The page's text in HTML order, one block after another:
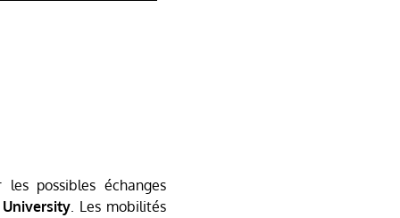
possibles échanges
. Les mobilités